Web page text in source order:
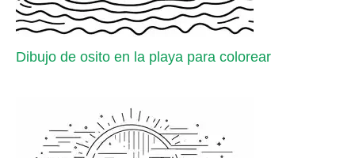
Dibujo de osito en la playa para colorear